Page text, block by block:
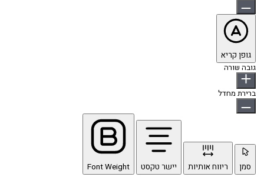
גופן קריא
גובה שורה
ברירת מחדל
סמן ריווח אותיות יישר טקסט Font Weight